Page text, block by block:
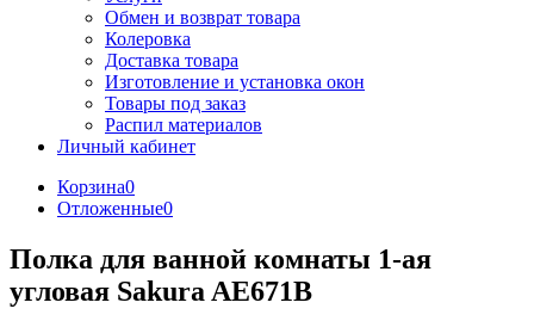
Обмен и возврат товара
Колеровка
Доставка товара
Изготовление и установка окон
Товары под заказ
Распил материалов
Личный кабинет
Корзина0
Отложенные0
Полка для ванной комнаты 1-ая
угловая Sakura AE671В